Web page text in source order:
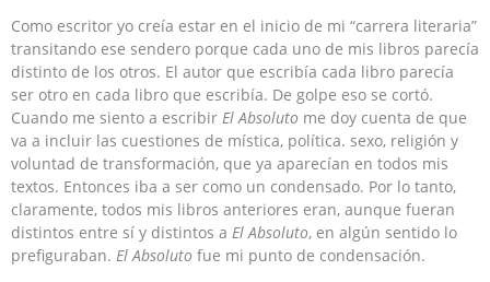
Como escritor yo creía estar en el inicio de mi “carrera literaria”
transitando ese sendero porque cada uno de mis libros parecía
distinto de los otros. El autor que escribía cada libro parecía
ser otro en cada libro que escribía. De golpe eso se cortó.
Cuando me siento a escribir El Absoluto me doy cuenta de que
va a incluir las cuestiones de mística, política. sexo, religión y
voluntad de transformación, que ya aparecían en todos mis
textos. Entonces iba a ser como un condensado. Por lo tanto,
claramente, todos mis libros anteriores eran, aunque fueran
distintos entre sí y distintos a El Absoluto, en algún sentido lo
prefiguraban. El Absoluto fue mi punto de condensación.